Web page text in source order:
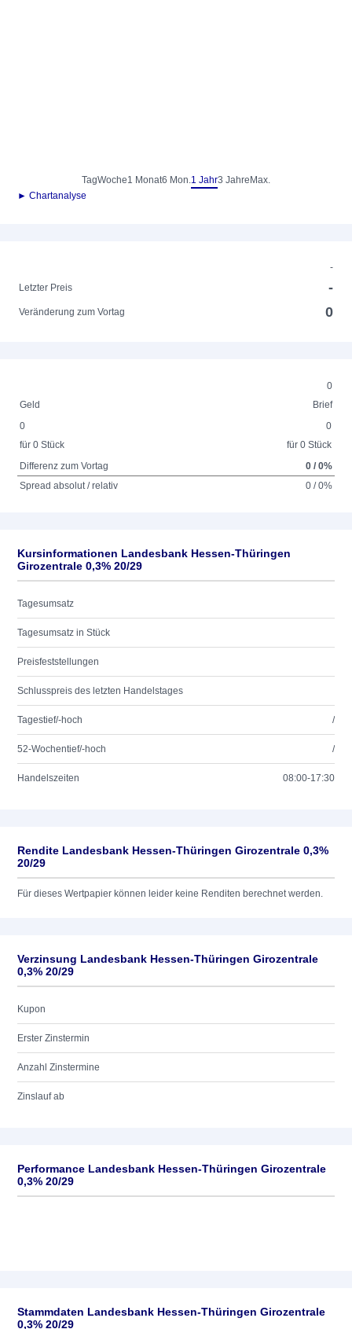
TagWoche1 Monat6 Mon.1 Jahr3 Jahre Max.
► Chartanalyse
-
Letzter Preis
-
Veränderung zum Vortag 0
0
Geld
Brief
0
für 0 Stück
0
für 0 Stück
Differenz zum Vortag
0 / 0%
Spread absolut / relativ
0 / 0%
Kursinformationen Landesbank Hessen-Thüringen
Girozentrale 0,3% 20/29
Tagesumsatz
Tagesumsatz in Stück
Preisfeststellungen
Schlusspreis des letzten Handelstages
Tagestief/-hoch /
52-Wochentief/-hoch /
Handelszeiten 08:00-17:30
Rendite Landesbank Hessen-Thüringen Girozentrale 0,3%
20/29
Für dieses Wertpapier können leider keine Renditen berechnet werden.
Verzinsung Landesbank Hessen-Thüringen Girozentrale
0,3% 20/29
Kupon
Erster Zinstermin
Anzahl Zinstermine
Zinslauf ab
Performance Landesbank Hessen-Thüringen Girozentrale
0,3% 20/29
Stammdaten Landesbank Hessen-Thüringen Girozentrale
0,3% 20/29